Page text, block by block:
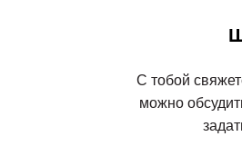
С тобой
можно